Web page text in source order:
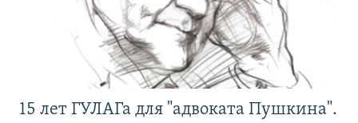
15 лет ГУЛАГа для "адвоката Пушкина".